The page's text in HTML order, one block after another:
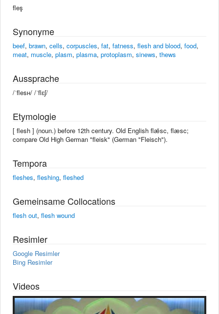
fleş
Synonyme
beef, brawn, cells, corpuscles, fat, fatness, flesh and blood, food,
meat, muscle, plasm, plasma, protoplasm, sinews, thews
Aussprache
/ˈflesʜ/ /ˈflɛʃ/
Etymologie
[ flesh ] (noun.) before 12th century. Old English flǣsc, flæsc;
compare Old High German "fleisk" (German "Fleisch").
Tempora
fleshes, fleshing, fleshed
Gemeinsame Collocations
flesh out, flesh wound
Resimler
Google Resimler
Bing Resimler
Videos